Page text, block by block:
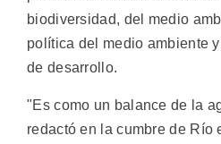
biodiversidad, del medio
política del medio ambiente
de desarrollo.
"Es como un balance de la
redactó en la cumbre de Río